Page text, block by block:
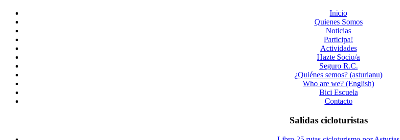
Inicio
Quienes Somos
Noticias
Participa!
Actividades
Hazte Socio/a
Seguro R.C.
¿Quiénes semos? (asturianu)
Who are we? (English)
Bici Escuela
Contacto
Salidas cicloturistas